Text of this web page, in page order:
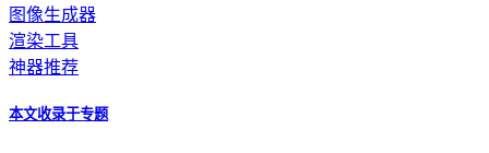
图像生成器
渲染工具
神器推荐
本文收录于专题